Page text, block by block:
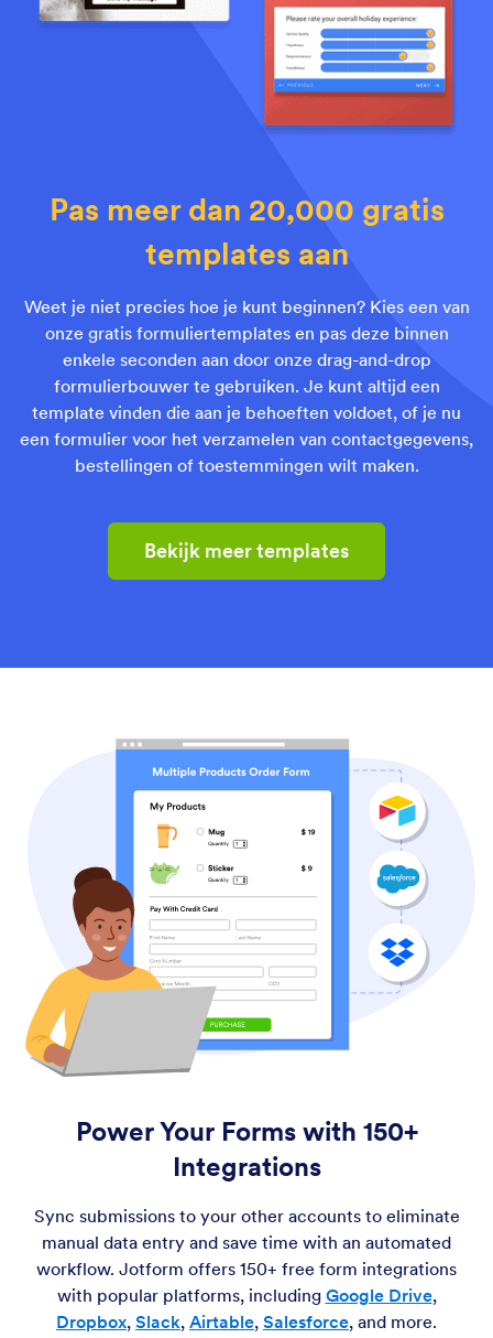
Pas meer dan 20,000 gratis
templates aan
Weet je niet precies hoe je kunt beginnen? Kies een van
onze gratis formuliertemplates en pas deze binnen
enkele seconden aan door onze drag-and-drop
formulierbouwer te gebruiken. Je kunt altijd een
template vinden die aan je behoeften voldoet, of je nu
een formulier voor het verzamelen van contactgegevens,
bestellingen of toestemmingen wilt maken.
Bekijk meer templates
Power Your Forms with 150+
Integrations
Sync submissions to your other accounts to eliminate
manual data entry and save time with an automated
workflow. Jotform offers 150+ free form integrations
with popular platforms, including Google Drive,
Dropbox, Slack, Airtable, Salesforce, and more.